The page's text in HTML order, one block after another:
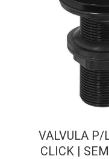
VALVULA P/
CLICK |